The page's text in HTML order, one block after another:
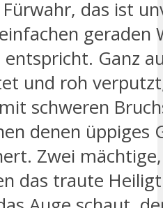
das ist
geraden
entspricht. Ganz
und roh
schweren
denen üppiges
Zwei
das traute